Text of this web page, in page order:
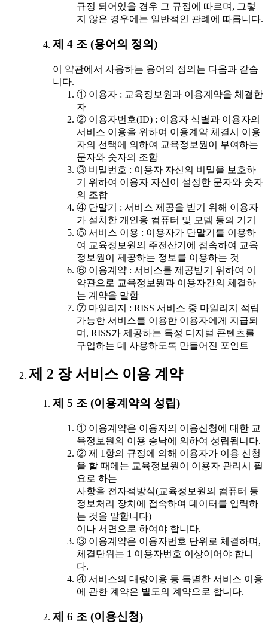
규정 되어있을 경우 그 규정에 따르며, 그렇
지 않은 경우에는 일반적인 관례에 따릅니다.
제 4 조 (용어의 정의)
이 약관에서 사용하는 용어의 정의는 다음과 같습
니다.
① 이용자 : 교육정보원과 이용계약을 체결한
자
② 이용자번호(ID) : 이용자 식별과 이용자의
서비스 이용을 위하여 이용계약 체결시 이용
자의 선택에 의하여 교육정보원이 부여하는
문자와 숫자의 조합
③ 비밀번호 : 이용자 자신의 비밀을 보호하
기 위하여 이용자 자신이 설정한 문자와 숫자
의 조합
④ 단말기 : 서비스 제공을 받기 위해 이용자
가 설치한 개인용 컴퓨터 및 모뎀 등의 기기
⑤ 서비스 이용 : 이용자가 단말기를 이용하
여 교육정보원의 주전산기에 접속하여 교육
정보원이 제공하는 정보를 이용하는 것
⑥ 이용계약 : 서비스를 제공받기 위하여 이
약관으로 교육정보원과 이용자간의 체결하
는 계약을 말함
⑦ 마일리지 : RISS 서비스 중 마일리지 적립
가능한 서비스를 이용한 이용자에게 지급되
며, RISS가 제공하는 특정 디지털 콘텐츠를
구입하는 데 사용하도록 만들어진 포인트
제 2 장 서비스 이용 계약
제 5 조 (이용계약의 성립)
① 이용계약은 이용자의 이용신청에 대한 교
육정보원의 이용 승낙에 의하여 성립됩니다.
② 제 1항의 규정에 의해 이용자가 이용 신청
을 할 때에는 교육정보원이 이용자 관리시 필
요로 하는
사항을 전자적방식(교육정보원의 컴퓨터 등
정보처리 장치에 접속하여 데이터를 입력하
는 것을 말합니다)
이나 서면으로 하여야 합니다.
③ 이용계약은 이용자번호 단위로 체결하며,
체결단위는 1 이용자번호 이상이어야 합니
다.
④ 서비스의 대량이용 등 특별한 서비스 이용
에 관한 계약은 별도의 계약으로 합니다.
제 6 조 (이용신청)